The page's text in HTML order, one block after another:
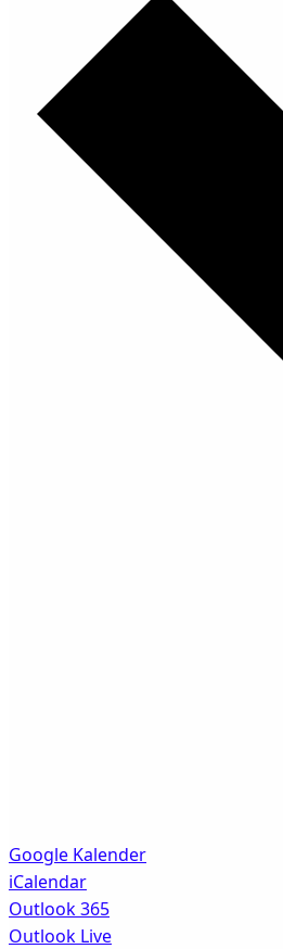
Google Kalender
iCalendar
Outlook 365
Outlook Live